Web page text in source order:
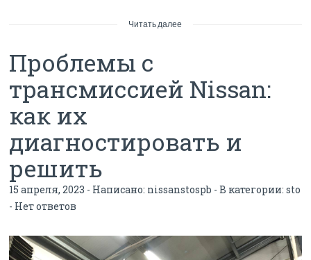
Читать далее
Проблемы с
трансмиссией Nissan:
как их
диагностировать и
решить
15 апреля, 2023 - Написано: nissanstospb - В категории:sto
- Нет ответов